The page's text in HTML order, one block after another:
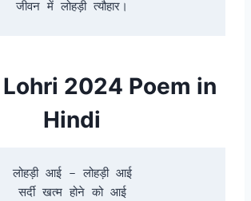
जीवन में लोहड़ी त्यौहार।
2024 Poem in
Hindi
लोहड़ी आई – लोहड़ी आई
सर्दी खत्म होने को आई